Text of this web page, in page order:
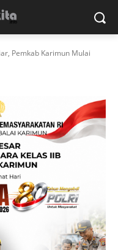
Pemkab Karimun Mulai